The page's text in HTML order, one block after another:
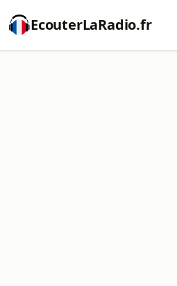
EcouterLaRadio.fr